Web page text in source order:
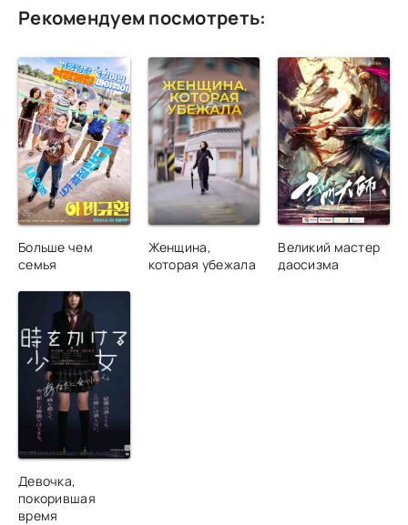
Рекомендуем посмотреть:
Больше чем
семья
Женщина,
которая убежала
Великий мастер
даосизма
Девочка,
покорившая
время